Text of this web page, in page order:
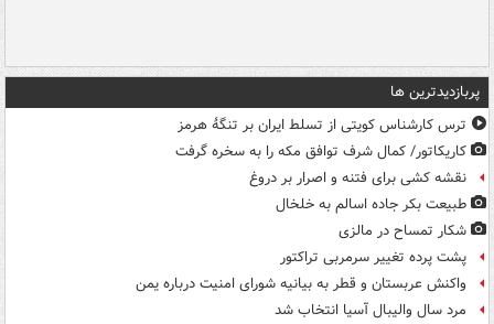
پربازدیدترین ها
ترس کارشناس کویتی از تسلط ایران بر تنگۀ هرمز
کاریکاتور/ کمال شرف توافق مکه را به سخره گرفت
نقشه کشی برای فتنه و اصرار بر دروغ
طبیعت بکر جاده اسالم به خلخال
شکار تمساح در مالزی
پشت پرده تغییر سرمربی تراکتور
واکنش عربستان و قطر به بیانیه شورای امنیت درباره یمن
مرد سال والیبال آسیا انتخاب شد